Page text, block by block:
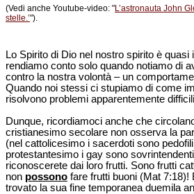
(Vedi anche Youtube-video: "L’astronauta John
stelle.’").
Lo Spirito di Dio nel nostro spirito è quasi
rendiamo conto solo quando notiamo di
contro la nostra volontà – un
Quando noi stessi ci stupiamo di come
risolvono problemi apparentemente
Dunque, ricordiamoci anche che
cristianesimo secolare non osserva la
(nel cattolicesimo i sacerdoti sono
protestantesimo i gay sono
riconoscerete dai loro frutti. Sono frutti
non possono fare frutti buoni (Mat 7:18)!
trovato la sua fine temporanea duemila